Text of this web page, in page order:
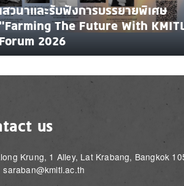
สวนาและรับฟังการบรรยายพิเศษ
The Future With
2026
us
Krung, 1 Alley, Lat Krabang, Bangkok
saraban@kmitl.ac.th